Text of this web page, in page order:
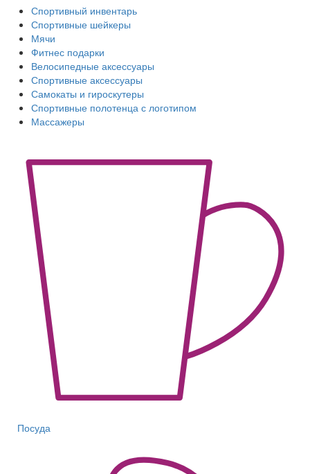
Спортивный инвентарь
Спортивные шейкеры
Мячи
Фитнес подарки
Велосипедные аксессуары
Спортивные аксессуары
Самокаты и гироскутеры
Спортивные полотенца с логотипом
Массажеры
Посуда